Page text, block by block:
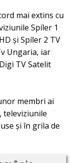
mai extins cu
Spíler 1
și Spíler 2 TV
Ungaria, iar
TV Satelit
membri ai
televiziunile
și în grila de